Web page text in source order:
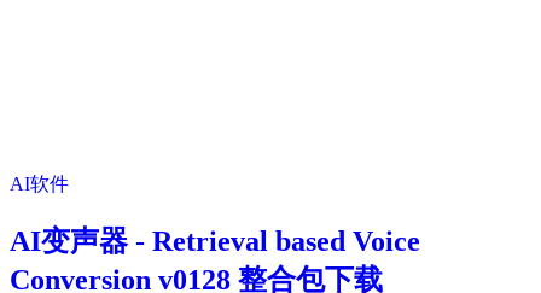
AI软件
AI变声器 - Retrieval based Voice
Conversion v0128 整合包下载